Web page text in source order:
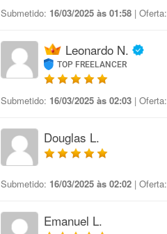
Submetido: 16/03/2025 às 01:58 | Oferta:
Leonardo N.
TOP FREELANCER
Submetido: 16/03/2025 às 02:03 | Oferta:
Douglas L.
Submetido: 16/03/2025 às 02:02 | Oferta:
Emanuel L.